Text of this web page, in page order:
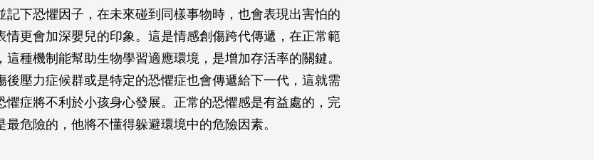
記下恐懼因子，在未來碰到同樣事物時，也會表現出害怕的
情更會加深嬰兒的印象。這是情感創傷跨代傳遞，在正常範
這種機制能幫助生物學習適應環境，是增加存活率的關鍵。
後壓力症候群或是特定的恐懼症也會傳遞給下一代，這就需
懼症將不利於小孩身心發展。正常的恐懼感是有益處的，完
危險的，他將不懂得躲避環境中的危險因素。